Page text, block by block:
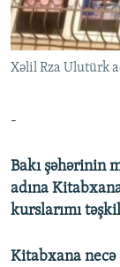
KARIKATURA
İSLAM VƏ
İZ - MƏDƏNIYYƏT
PEŞƏ ETIKASI VƏ
RFE/RL-in
Xəlil Rza Ulutürk
-
Bakı şəhərinin
adına
kurslarımı
Kitabxana necə